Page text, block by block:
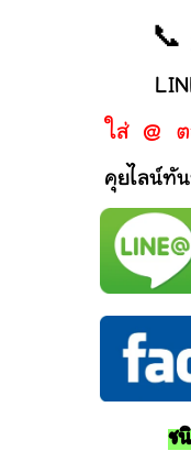
📞
ใส่ @ ต
คุยไลน์ทั
ช